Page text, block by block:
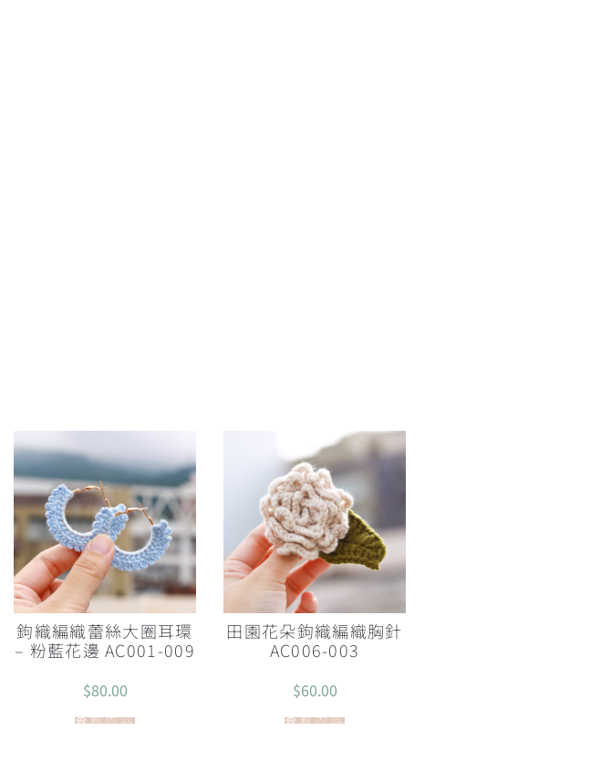
鉤織編織蕾絲大圈耳環
– 粉藍花邊 AC001-009
$80.00
查看內容
田園花朵鉤織編織胸針
AC006-003
$60.00
查看內容